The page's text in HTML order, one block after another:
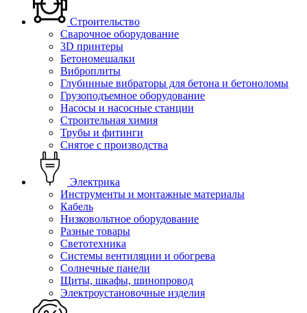
Строительство
Сварочное оборудование
3D принтеры
Бетономешалки
Виброплиты
Глубинные вибраторы для бетона и бетоноломы
Грузоподъемное оборудование
Насосы и насосные станции
Строительная химия
Трубы и фитинги
Снятое с производства
Электрика
Инструменты и монтажные материалы
Кабель
Низковольтное оборудование
Разные товары
Светотехника
Системы вентиляции и обогрева
Солнечные панели
Щиты, шкафы, шинопровод
Электроустановочные изделия